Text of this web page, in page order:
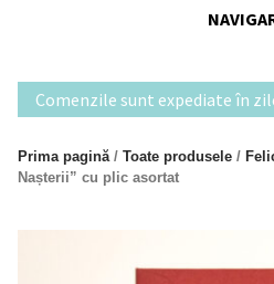
Comenzile sunt expediate în
Prima pagină / Toate produsele /
Nașterii” cu plic asortat